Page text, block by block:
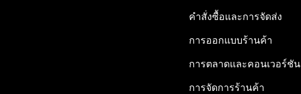
คำสั่งซื้อและการจัดส่ง
การออกแบบร้านค้า
การตลาดและคอนเวอร์ชัน
การจัดการร้านค้า